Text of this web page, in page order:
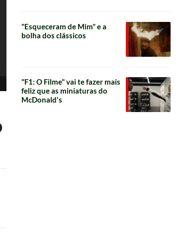
"Esqueceram de Mim" e a
bolha dos clássicos
"F1: O Filme" vai te fazer mais
feliz que as miniaturas do
McDonald's